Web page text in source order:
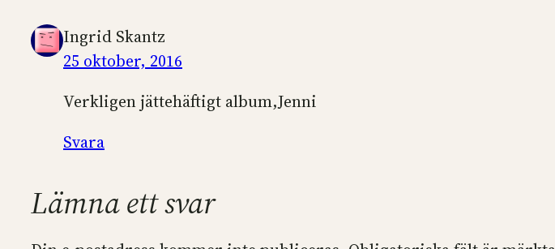
Ingrid Skantz
25 oktober, 2016
Verkligen jättehäftigt album,Jenni
Svara
Lämna ett svar